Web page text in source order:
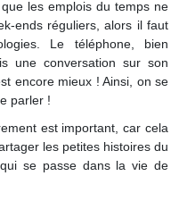
les emplois du temps ne
ends réguliers, alors il faut
Le téléphone, bien
une conversation sur son
encore mieux ! Ainsi, on se
parler !
est important, car cela
les petites histoires du
se passe dans la vie de